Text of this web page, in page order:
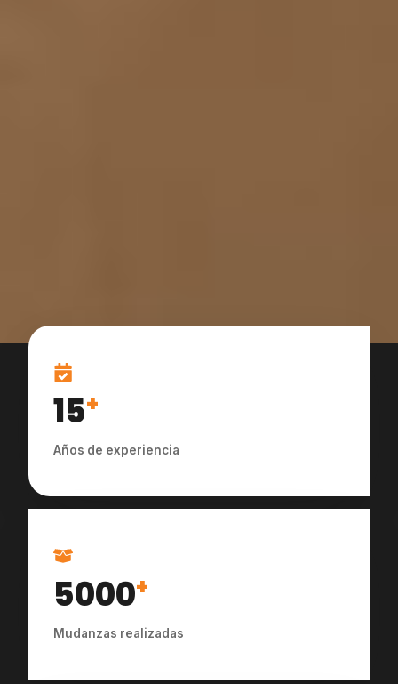
15+
Años de experiencia
5000+
Mudanzas realizadas